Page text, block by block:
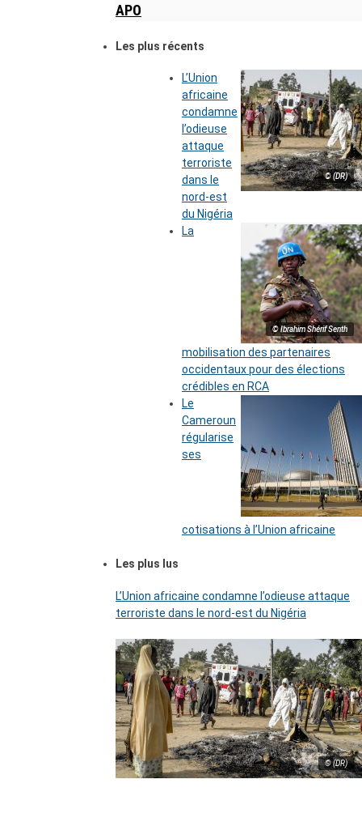
APO
Les plus récents
© (DR)
L’Union
africaine
condamne
l’odieuse
attaque
terroriste
dans le
nord-est
du Nigéria
© Ibrahim Shérif Senth
La
mobilisation des partenaires
occidentaux pour des élections
crédibles en RCA
Le
Cameroun
régularise
ses
cotisations à l’Union africaine
Les plus lus
L’Union africaine condamne l’odieuse attaque
terroriste dans le nord-est du Nigéria
© (DR)